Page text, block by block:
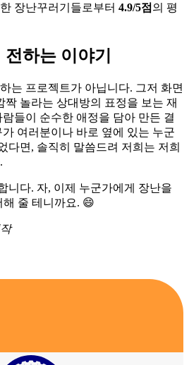
장난꾸러기들로부터 4.9/5점 의 평
하는 이야기
는 프로젝트가 아닙니다. 그저 화면
짝 놀라는 상대방의 표정을 보는 재
들이 순수한 애정을 담아 만든 결
여러분이나 바로 옆에 있는 누군
다면, 솔직히 말씀드려 저희는 저희
니다. 자, 이제 누군가에게 장난을
줄 테니까요. 😄